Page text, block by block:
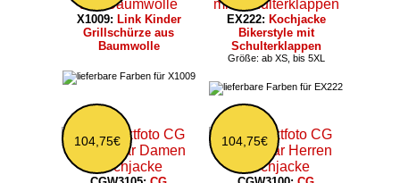
X1009: Link Kinder
Grillschürze aus
Baumwolle
EX222: Kochjacke
Bikerstyle mit
Schulterklappen
Größe: ab XS, bis 5XL
104,75€ 104,75€